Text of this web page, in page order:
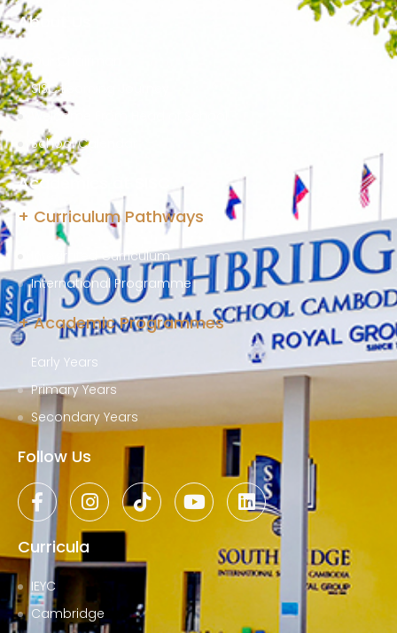
About Us
Our Chairman
SISC Learning Journey
Welcome From Head of School
School Calendar
Academics at SISC
+ Curriculum Pathways
Integrated Curriculum
International Programme
+ Academic Programmes
Early Years
Primary Years
Secondary Years
Follow Us
Curricula
IEYC
Cambridge